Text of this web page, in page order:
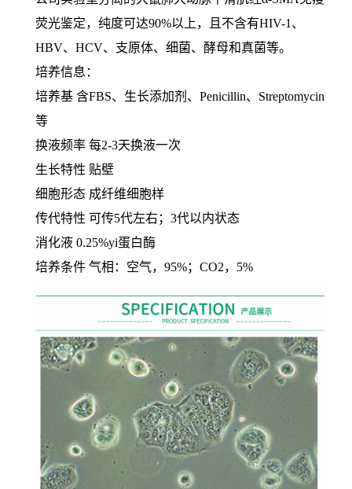
荧光鉴定，纯度可达90%以上，且不含有HIV-1、
HBV、HCV、支原体、细菌、酵母和真菌等。
培养信息：
培养基 含FBS、生长添加剂、Penicillin、Streptomycin
等
换液频率 每2-3天换液一次
生长特性 贴壁
细胞形态 成纤维细胞样
传代特性 可传5代左右；3代以内状态
消化液 0.25%yi蛋白酶
培养条件 气相：空气，95%；CO2，5%